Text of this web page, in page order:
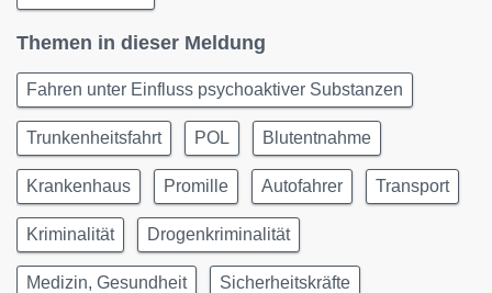
Themen in dieser Meldung
Fahren unter Einfluss psychoaktiver Substanzen
Trunkenheitsfahrt POL Blutentnahme
Krankenhaus Promille Autofahrer Transport
Kriminalität Drogenkriminalität
Medizin, Gesundheit Sicherheitskräfte